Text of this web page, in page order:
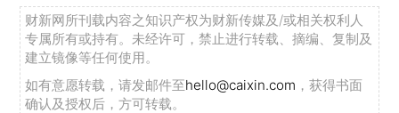
财新网所刊载内容之知识产权为财新传媒及/或相关权利人
专属所有或持有。未经许可，禁止进行转载、摘编、复制及
建立镜像等任何使用。
如有意愿转载，请发邮件至hello@caixin.com ，获得书面
确认及授权后，方可转载。